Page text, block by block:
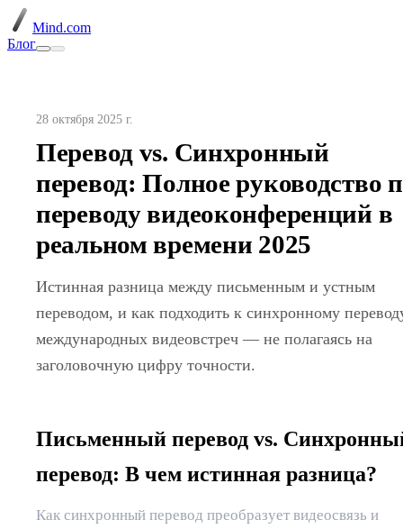
Mind.com
Блог
28 октября 2025 г.
Перевод vs. Синхронный
перевод: Полное руководство
переводу видеоконференций в
реальном времени 2025
Истинная разница между письменным и устным
переводом, и как подходить к синхронному
международных видеовстреч — не полагаясь на
заголовочную цифру точности.
Письменный перевод vs.
перевод: В чем истинная разница?
Как синхронный перевод преобразует видеосвязь и